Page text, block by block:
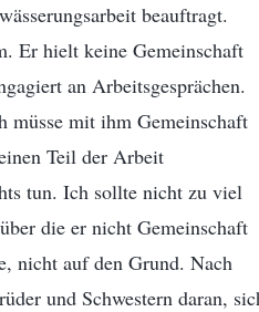
beauftragt.
Er hielt keine Gemeinschaft
an Arbeitsgesprächen.
müsse mit ihm Gemeinschaft
Teil der Arbeit
tun. Ich sollte nicht zu viel
die er nicht Gemeinschaft
nicht auf den Grund. Nach
und Schwestern daran,